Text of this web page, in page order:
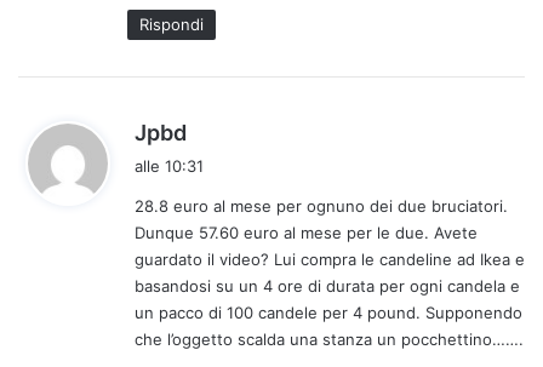
o
:
Rispondi
Jpbd
a
e
t
t
o
:
alle 10:31
28.8 euro al mese per ognuno dei due bruciatori.
Dunque 57.60 euro al mese per le due. Avete
guardato il video? Lui compra le candeline ad Ikea e
basandosi su un 4 ore di durata per ogni candela e
un pacco di 100 candele per 4 pound. Supponendo
che l’oggetto scalda una stanza un pocchettino…….